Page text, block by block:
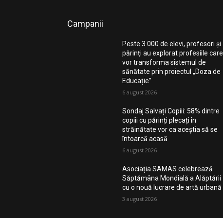
Campanii
Peste 3.000 de elevi, profesori și
părinți au explorat profesiile care
vor transforma sistemul de
sănătate prin proiectul „Doza de
Educație”
6 august 2026
Sondaj Salvați Copiii: 58% dintre
copiii cu părinți plecați în
străinătate vor ca aceștia să se
întoarcă acasă
6 august 2026
Asociația SAMAS celebrează
Săptămâna Mondială a Alăptării
cu o nouă lucrare de artă urbană
3 august 2026